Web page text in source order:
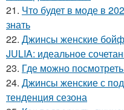
21. Что будет в моде в
знать
22. Джинсы женские
JULIA: идеальное
23. Где можно
24. Джинсы женские с
тенденция сезона